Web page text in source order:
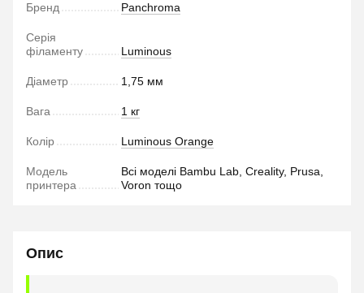
Бренд Panchroma
Серія
філаменту
Luminous
Діаметр 1,75 мм
Вага 1 кг
Колір Luminous Orange
Модель
принтера
Всі моделі Bambu Lab, Creality, Prusa,
Voron тощо
Опис